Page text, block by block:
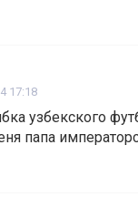
17:18
узбекского
папа